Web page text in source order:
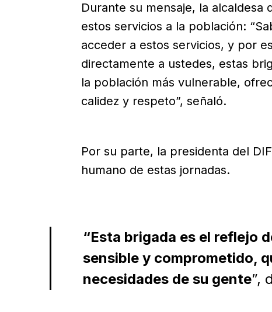
Durante su mensaje, la
estos servicios a la población:
acceder a estos servicios, y por
directamente a ustedes, estas
la población más vulnerable,
calidez y respeto”, señaló.
Por su parte, la presidenta del
humano de estas jornadas.
“Esta brigada es el reflejo
sensible y comprometido,
necesidades de su gente”,